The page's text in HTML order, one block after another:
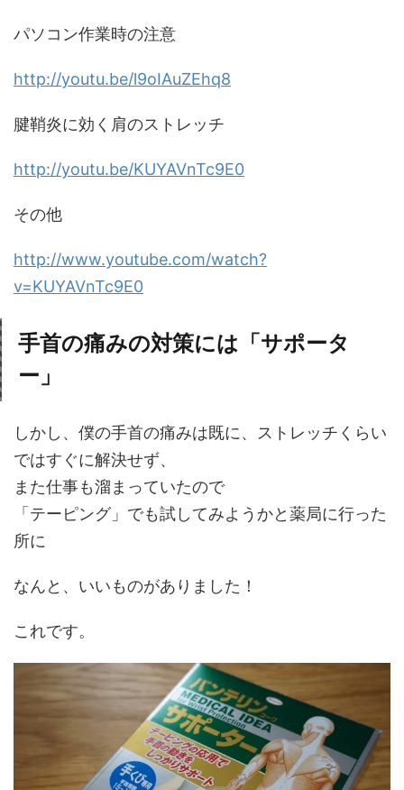
パソコン作業時の注意
http://youtu.be/l9oIAuZEhq8
腱鞘炎に効く肩のストレッチ
http://youtu.be/KUYAVnTc9E0
その他
http://www.youtube.com/watch?
v=KUYAVnTc9E0
手首の痛みの対策には「サポータ
ー」
しかし、僕の手首の痛みは既に、ストレッチくらい
ではすぐに解決せず、
また仕事も溜まっていたので
「テーピング」でも試してみようかと薬局に行った
所に
なんと、いいものがありました！
これです。